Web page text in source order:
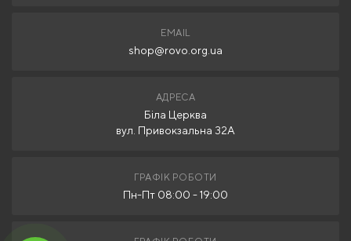
EMAIL
shop@rovo.org.ua
АДРЕСА
Біла Церква
вул. Привокзальна 32А
ГРАФІК РОБОТИ
Пн-Пт 08:00 - 19:00